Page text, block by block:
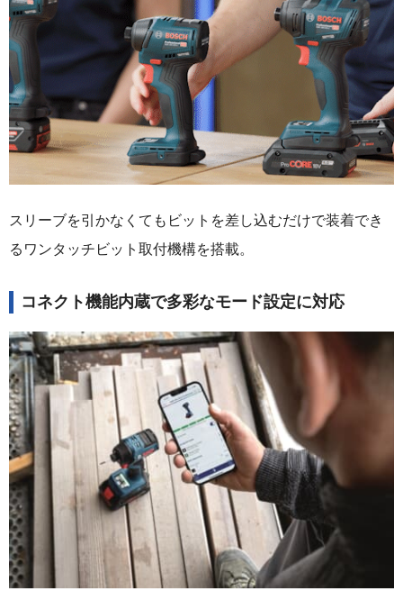
スリーブを引かなくてもビットを差し込むだけで装着でき
るワンタッチビット取付機構を搭載。
コネクト機能内蔵で多彩なモード設定に対応